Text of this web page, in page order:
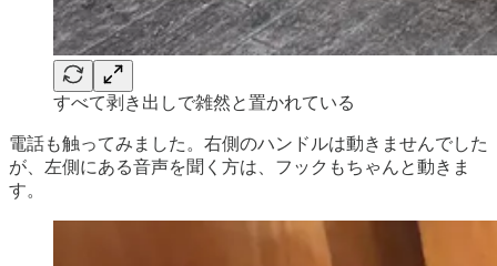
すべて剥き出しで雑然と置かれている
電話も触ってみました。右側のハンドルは動きませんでした
が、左側にある音声を聞く方は、フックもちゃんと動きま
す。